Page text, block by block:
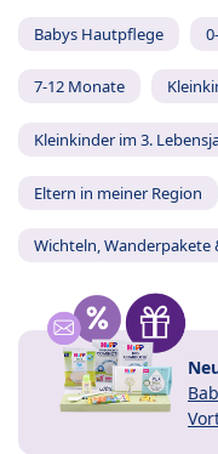
Babys Hautpflege
7-12 Monate
Kleinkinder im 3.
Eltern in meiner Region
Wichteln, Wanderpakete